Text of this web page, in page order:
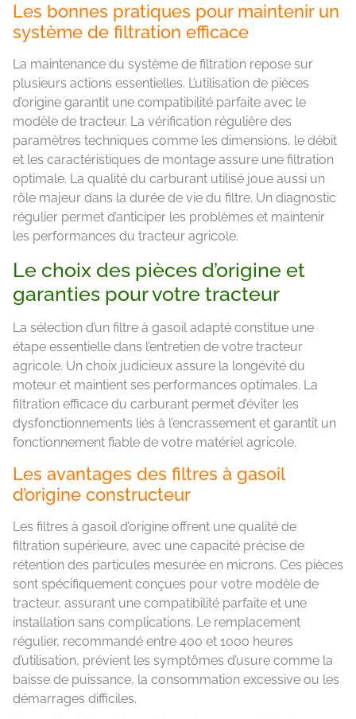
Les bonnes pratiques pour maintenir un
système de filtration efficace
La maintenance du système de filtration repose sur
plusieurs actions essentielles. L’utilisation de pièces
d’origine garantit une compatibilité parfaite avec le
modèle de tracteur. La vérification régulière des
paramètres techniques comme les dimensions, le débit
et les caractéristiques de montage assure une filtration
optimale. La qualité du carburant utilisé joue aussi un
rôle majeur dans la durée de vie du filtre. Un diagnostic
régulier permet d’anticiper les problèmes et maintenir
les performances du tracteur agricole.
Le choix des pièces d’origine et
garanties pour votre tracteur
La sélection d’un filtre à gasoil adapté constitue une
étape essentielle dans l’entretien de votre tracteur
agricole. Un choix judicieux assure la longévité du
moteur et maintient ses performances optimales. La
filtration efficace du carburant permet d’éviter les
dysfonctionnements liés à l’encrassement et garantit un
fonctionnement fiable de votre matériel agricole.
Les avantages des filtres à gasoil
d’origine constructeur
Les filtres à gasoil d’origine offrent une qualité de
filtration supérieure, avec une capacité précise de
rétention des particules mesurée en microns. Ces pièces
sont spécifiquement conçues pour votre modèle de
tracteur, assurant une compatibilité parfaite et une
installation sans complications. Le remplacement
régulier, recommandé entre 400 et 1000 heures
d’utilisation, prévient les symptômes d’usure comme la
baisse de puissance, la consommation excessive ou les
démarrages difficiles.